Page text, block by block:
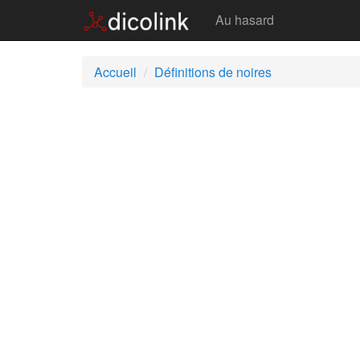
Au hasard
Accueil Définitions de noires
Noires